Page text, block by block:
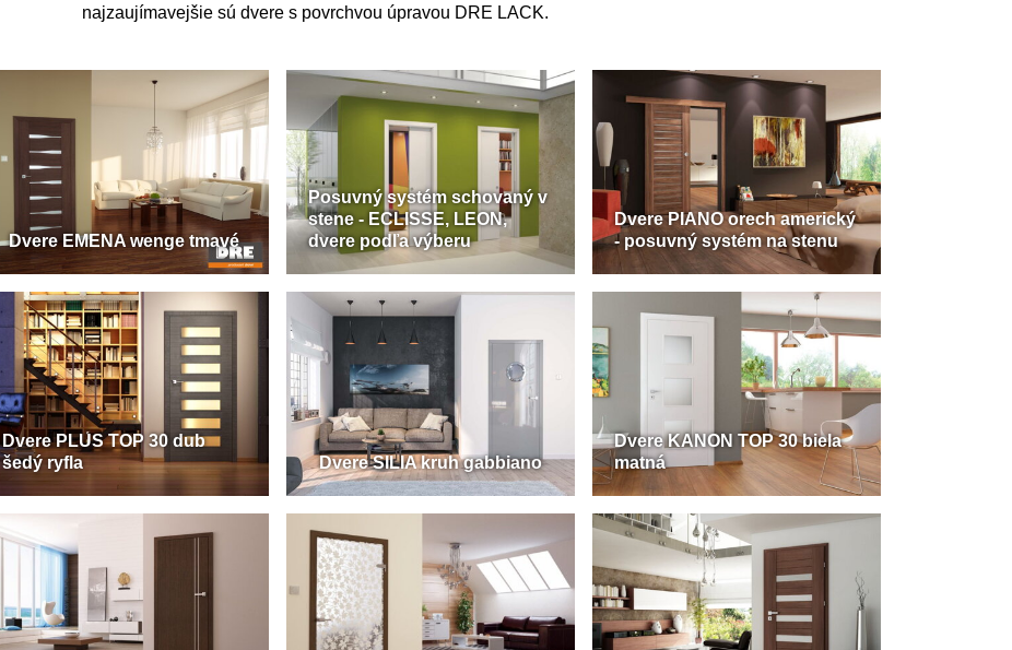
najzaujímavejšie sú dvere s povrchvou úpravou DRE LACK.
Dvere EMENA wenge tmavé
Posuvný systém schovaný v
stene - ECLISSE, LEON,
dvere podľa výberu
Dvere PIANO orech americký
- posuvný systém na stenu
Dvere PLUS TOP 30 dub
šedý ryfla
Dvere SILIA kruh gabbiano
Dvere KANON TOP 30 biela
matná